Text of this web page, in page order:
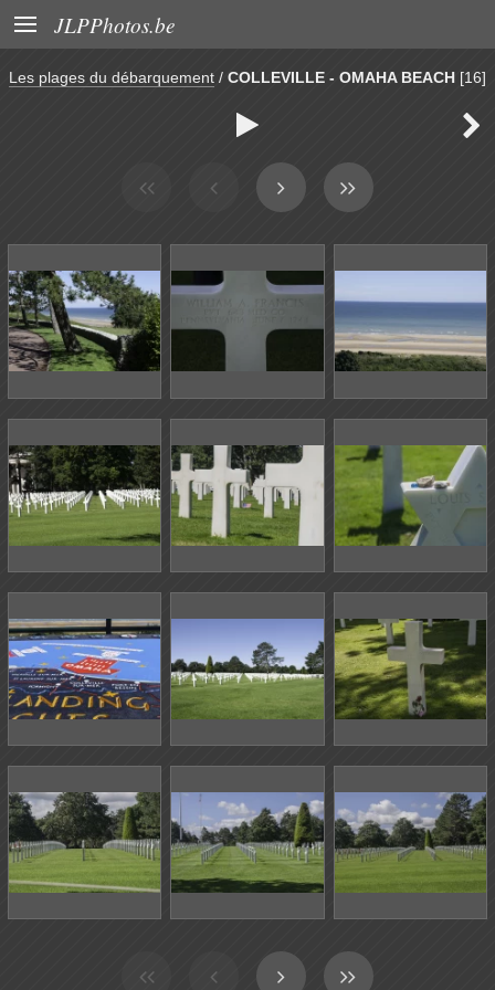
 JLPPhotos.be
Les plages du débarquement / COLLEVILLE - OMAHA BEACH [16]
 